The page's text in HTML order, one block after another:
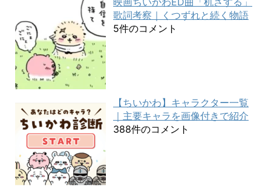
歌詞考察｜くつずれと続く物語
5件のコメント
【ちいかわ】キャラクター一覧
｜主要キャラを画像付きで紹介
388件のコメント